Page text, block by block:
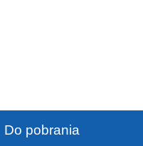
Do pobrania